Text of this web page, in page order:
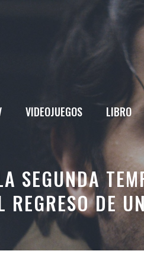
VIDEOJUEGOS LIBRO
SEGUNDA
REGRESO DE